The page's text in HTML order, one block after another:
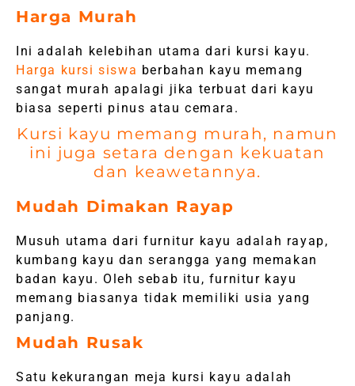
Harga Murah
Ini adalah kelebihan utama dari kursi kayu.
Harga kursi siswa berbahan kayu memang
sangat murah apalagi jika terbuat dari kayu
biasa seperti pinus atau cemara.
Kursi kayu memang murah, namun
ini juga setara dengan kekuatan
dan keawetannya.
Mudah Dimakan Rayap
Musuh utama dari furnitur kayu adalah rayap,
kumbang kayu dan serangga yang memakan
badan kayu. Oleh sebab itu, furnitur kayu
memang biasanya tidak memiliki usia yang
panjang.
Mudah Rusak
Satu kekurangan meja kursi kayu adalah